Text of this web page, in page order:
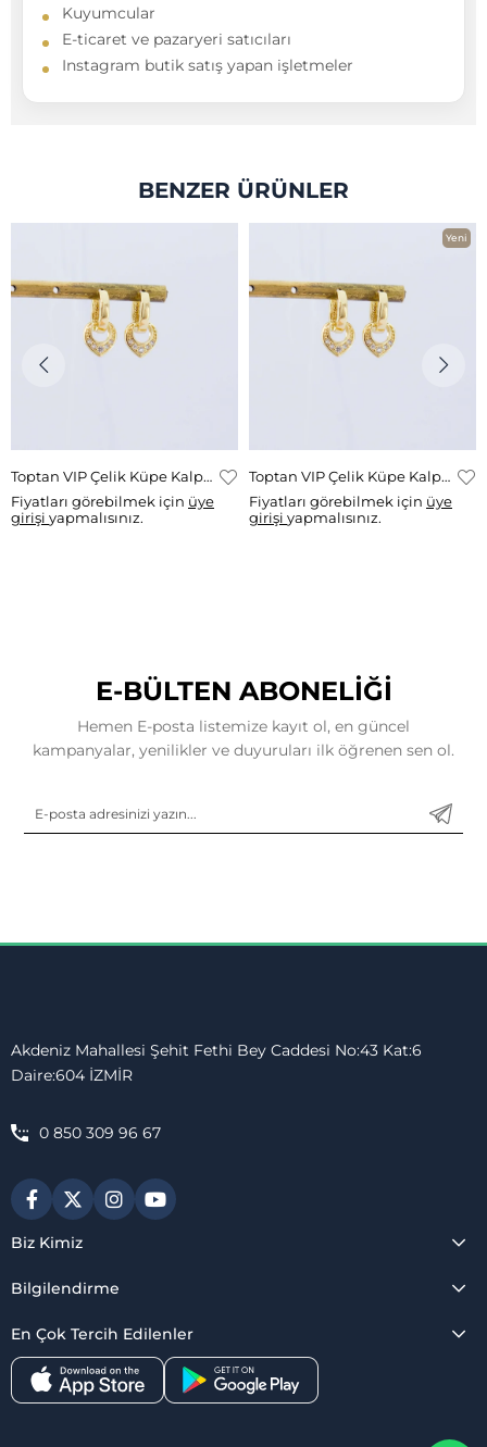
Kuyumcular
E-ticaret ve pazaryeri satıcıları
Instagram butik satış yapan işletmeler
BENZER ÜRÜNLER
Toptan VIP Çelik Küpe Kalp Taşlı Küpe RK-1588
Fiyatları görebilmek için üye
girişi yapmalısınız.
Toptan VIP Çelik Küpe Kalp Sallantılı Zirkon Model RK-1588
Fiyatları görebilmek için üye
girişi yapmalısınız.
Yeni
E-BÜLTEN ABONELİĞİ
Hemen E-posta listemize kayıt ol, en güncel
kampanyalar, yenilikler ve duyuruları ilk öğrenen sen ol.
Akdeniz Mahallesi Şehit Fethi Bey Caddesi No:43 Kat:6
Daire:604 İZMİR
0 850 309 96 67
Biz Kimiz
Bilgilendirme
En Çok Tercih Edilenler